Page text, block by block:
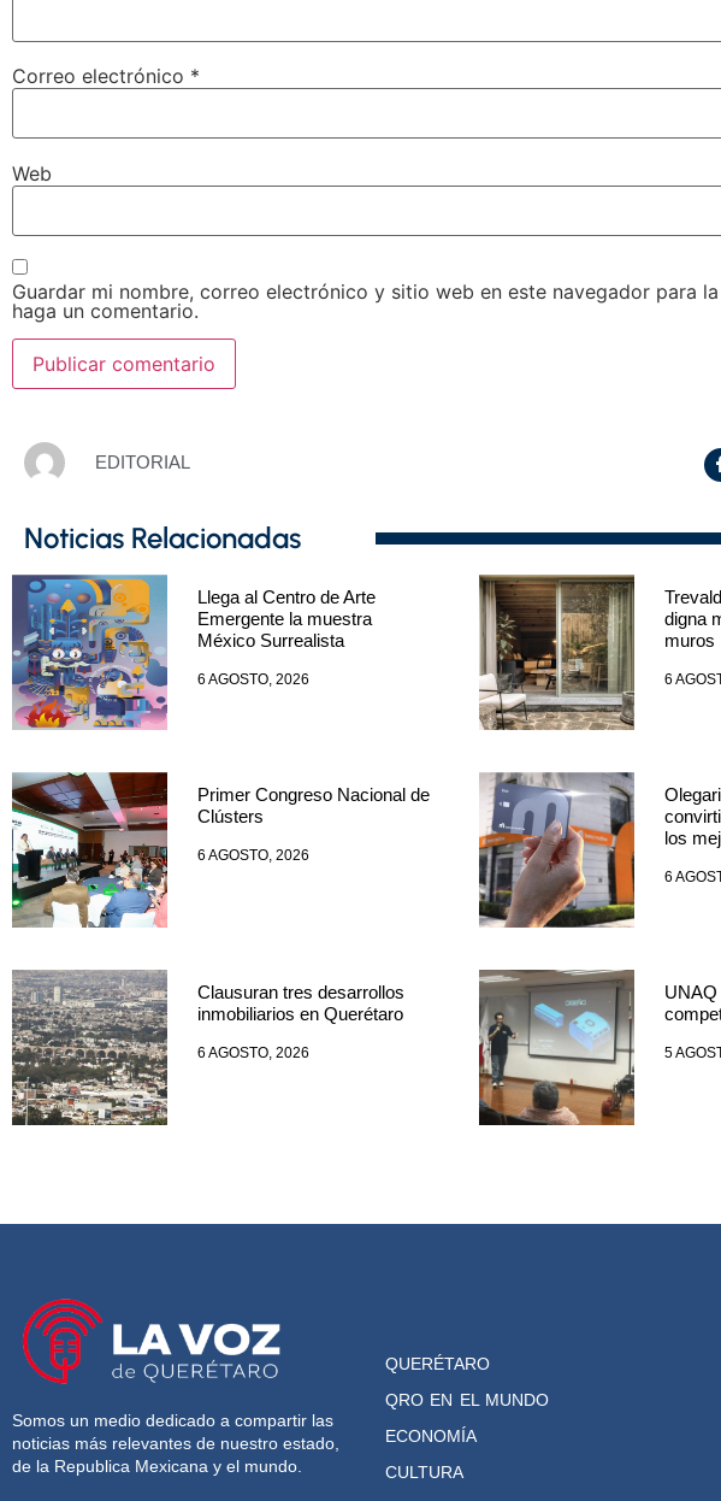
Correo electrónico *
Web
Guardar mi nombre, correo electrónico y sitio web en este navegador para
haga un comentario.
EDITORIAL
Noticias Relacionadas
Llega al Centro de Arte
Emergente la muestra
México Surrealista
6 AGOSTO, 2026
digna
muros
6
Primer Congreso Nacional de
Clústers
6 AGOSTO, 2026
los
6
Clausuran tres desarrollos
inmobiliarios en Querétaro
6 AGOSTO, 2026
UNAQ
5
Somos un medio dedicado a compartir las
noticias más relevantes de nuestro estado,
de la Republica Mexicana y el mundo.
QUERÉTARO
QRO EN EL MUNDO
ECONOMÍA
CULTURA